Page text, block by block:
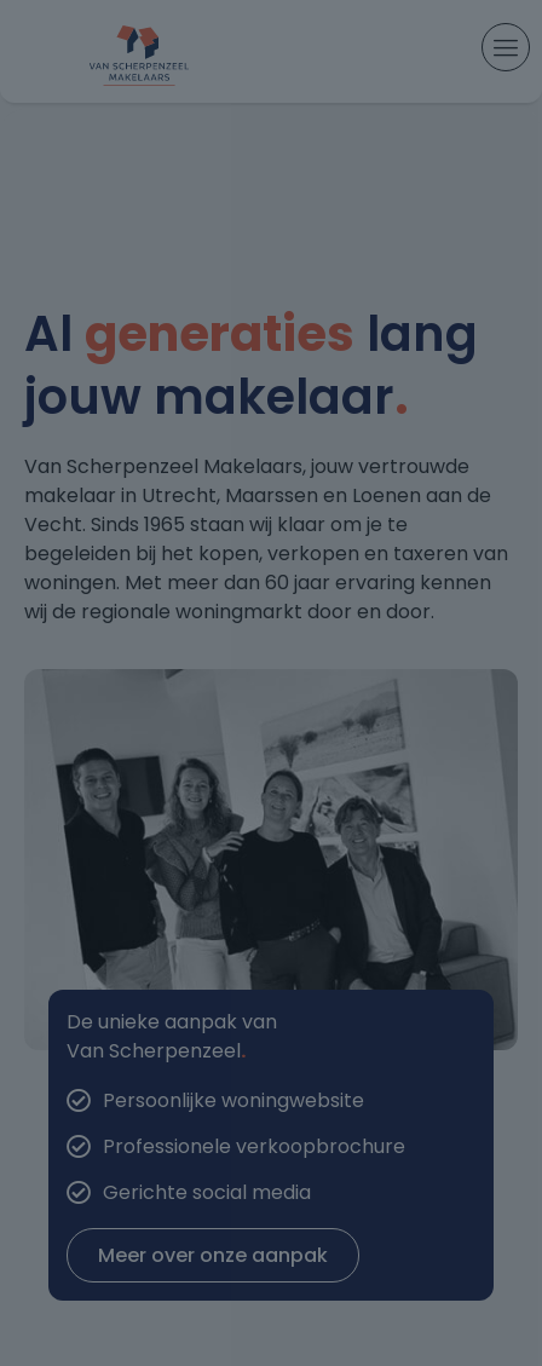
Al generaties lang
jouw makelaar.
Van Scherpenzeel Makelaars, jouw vertrouwde
makelaar in Utrecht, Maarssen en Loenen aan de
Vecht. Sinds 1965 staan wij klaar om je te
begeleiden bij het kopen, verkopen en taxeren van
woningen. Met meer dan 60 jaar ervaring kennen
wij de regionale woningmarkt door en door.
De unieke aanpak van
Van Scherpenzeel.
Persoonlijke woningwebsite
Professionele verkoopbrochure
Gerichte social media
Meer over onze aanpak